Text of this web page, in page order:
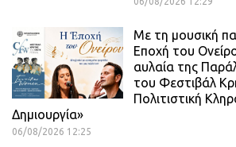
Με τη μουσική
Εποχή του
αυλαία της
του Φεστιβάλ
Πολιτιστική
Δημιουργία»
06/08/2026 12:25